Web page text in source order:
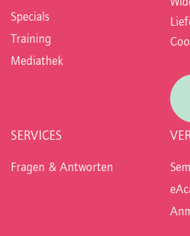
Specials
Training
Mediathek
SERVICES
Fragen & Antworten